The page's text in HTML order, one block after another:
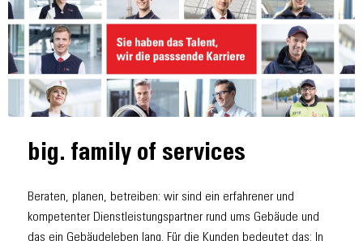
big. family of services
Beraten, planen, betreiben: wir sind ein erfahrener und
kompetenter Dienstleistungspartner rund ums Gebäude und
das ein Gebäudeleben lang. Für die Kunden bedeutet das: In